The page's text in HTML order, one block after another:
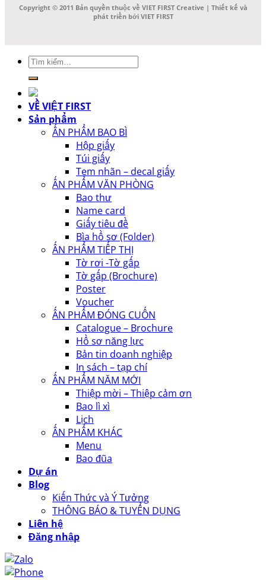
Copyright © 2011 Bản quyền thuộc về VIET FIRST Creative | Thiết kế và
phát triển bởi VIET FIRST
Tìm
kiếm:
VỀ VIỆT FIRST
Sản phẩm
ẤN PHẨM BAO BÌ
Hộp giấy
Túi giấy
Tem nhãn – decal giấy
ẤN PHẨM VĂN PHÒNG
Bao thư
Name card
Giấy tiêu đề
Bìa hồ sơ (Folder)
ẤN PHẨM TIẾP THỊ
Tờ rơi -Tờ gấp
Tờ gấp (Brochure)
Poster
Voucher
ẤN PHẨM ĐÓNG CUỐN
Catalogue – Brochure
Hồ sơ năng lực
Bản tin doanh nghiệp
In sách – tạp chí
ẤN PHẨM NĂM MỚI
Thiệp mời – Thiệp cảm ơn
Bao lì xì
Lịch
ẤN PHẨM KHÁC
Menu
Bao đũa
Dự án
Blog
Kiến Thức và Ý Tưởng
THÔNG BÁO & TUYỂN DỤNG
Liên hệ
Đăng nhập